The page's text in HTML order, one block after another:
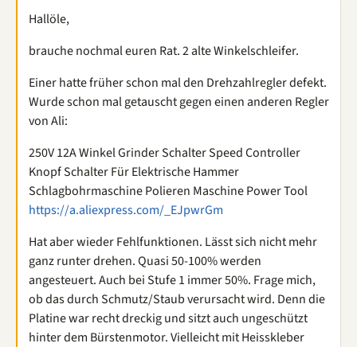
Hallöle,
brauche nochmal euren Rat. 2 alte Winkelschleifer.
Einer hatte früher schon mal den Drehzahlregler defekt.
Wurde schon mal getauscht gegen einen anderen Regler
von Ali:
250V 12A Winkel Grinder Schalter Speed Controller
Knopf Schalter Für Elektrische Hammer
Schlagbohrmaschine Polieren Maschine Power Tool
https://a.aliexpress.com/_EJpwrGm
Hat aber wieder Fehlfunktionen. Lässt sich nicht mehr
ganz runter drehen. Quasi 50-100% werden
angesteuert. Auch bei Stufe 1 immer 50%. Frage mich,
ob das durch Schmutz/Staub verursacht wird. Denn die
Platine war recht dreckig und sitzt auch ungeschützt
hinter dem Bürstenmotor. Vielleicht mit Heisskleber